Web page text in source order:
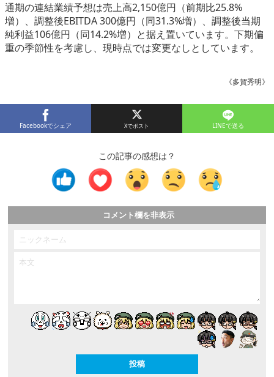
通期の連結業績予想は売上高2,150億円（前期比25.8%
増）、調整後EBITDA 300億円（同31.3%増）、調整後当期
純利益106億円（同14.2%増）と据え置いています。下期偏
重の季節性を考慮し、現時点では変更なしとしています。
《多賀秀明》
Facebookでシェア LINEで送る
この記事の感想は？
コメント欄を非表示